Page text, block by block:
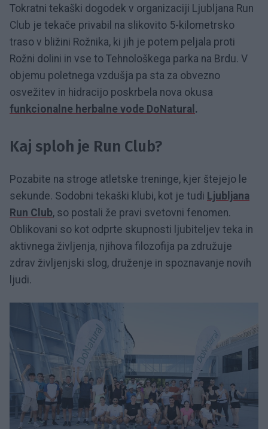
Tokratni tekaški dogodek v organizaciji Ljubljana Run
Club je tekače privabil na slikovito 5-kilometrsko
traso v bližini Rožnika, ki jih je potem peljala proti
Rožni dolini in vse to Tehnološkega parka na Brdu. V
objemu poletnega vzdušja pa sta za obvezno
osvežitev in hidracijo poskrbela nova okusa
funkcionalne herbalne vode DoNatural .
Kaj sploh je Run Club?
Pozabite na stroge atletske treninge, kjer štejejo le
sekunde. Sodobni tekaški klubi, kot je tudi Ljubljana
Run Club, so postali že pravi svetovni fenomen.
Oblikovani so kot odprte skupnosti ljubiteljev teka in
aktivnega življenja, njihova filozofija pa združuje
zdrav življenjski slog, druženje in spoznavanje novih
ljudi.